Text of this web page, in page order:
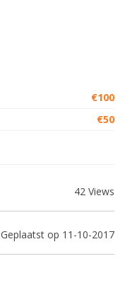
€100
€50
42 Views
Geplaatst op 11-10-2017